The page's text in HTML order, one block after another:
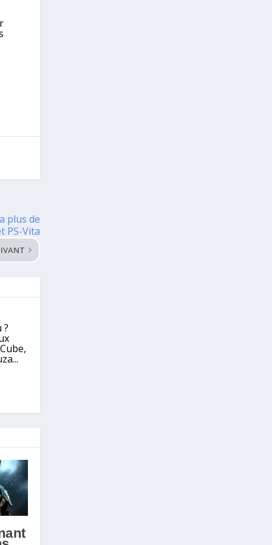
plus de
PS-Vita
?